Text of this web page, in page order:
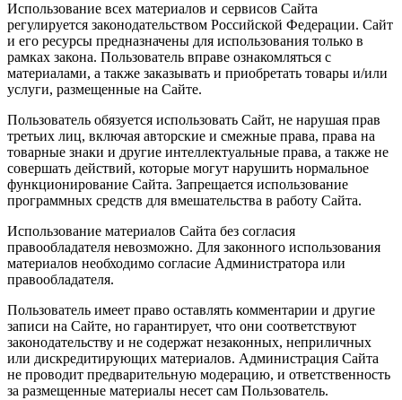
Использование всех материалов и сервисов Сайта
регулируется законодательством Российской Федерации. Сайт
и его ресурсы предназначены для использования только в
рамках закона. Пользователь вправе ознакомляться с
материалами, а также заказывать и приобретать товары и/или
услуги, размещенные на Сайте.
Пользователь обязуется использовать Сайт, не нарушая прав
третьих лиц, включая авторские и смежные права, права на
товарные знаки и другие интеллектуальные права, а также не
совершать действий, которые могут нарушить нормальное
функционирование Сайта. Запрещается использование
программных средств для вмешательства в работу Сайта.
Использование материалов Сайта без согласия
правообладателя невозможно. Для законного использования
материалов необходимо согласие Администратора или
правообладателя.
Пользователь имеет право оставлять комментарии и другие
записи на Сайте, но гарантирует, что они соответствуют
законодательству и не содержат незаконных, неприличных
или дискредитирующих материалов. Администрация Сайта
не проводит предварительную модерацию, и ответственность
за размещенные материалы несет сам Пользователь.